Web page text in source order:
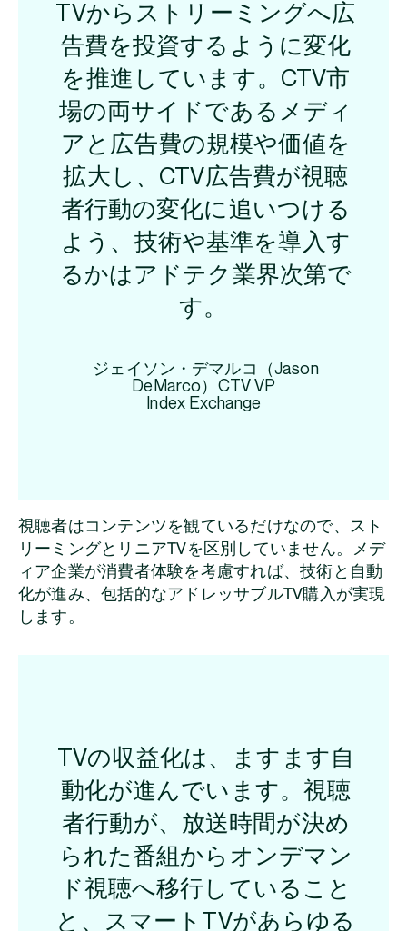
TVからストリーミングへ広
告費を投資するように変化
を推進しています。CTV市
場の両サイドであるメディ
アと広告費の規模や価値を
拡大し、CTV広告費が視聴
者行動の変化に追いつける
よう、技術や基準を導入す
るかはアドテク業界次第で
す。
ジェイソン・デマルコ（Jason
DeMarco）CTV VP
Index Exchange
視聴者はコンテンツを観ているだけなので、スト
リーミングとリニアTVを区別していません。メデ
ィア企業が消費者体験を考慮すれば、技術と自動
化が進み、包括的なアドレッサブルTV購入が実現
します。
TVの収益化は、ますます自
動化が進んでいます。視聴
者行動が、放送時間が決め
られた番組からオンデマン
ド視聴へ移行していること
と、スマートTVがあらゆる